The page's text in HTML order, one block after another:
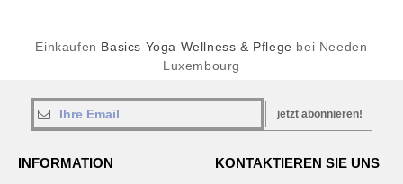
Einkaufen Basics Yoga Wellness & Pflege bei Needen
Luxembourg
jetzt abonnieren!
INFORMATION KONTAKTIEREN SIE UNS